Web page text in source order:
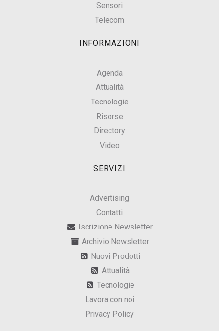
Sensori
Telecom
INFORMAZIONI
Agenda
Attualità
Tecnologie
Risorse
Directory
Video
SERVIZI
Advertising
Contatti
Iscrizione Newsletter
Archivio Newsletter
Nuovi Prodotti
Attualità
Tecnologie
Lavora con noi
Privacy Policy